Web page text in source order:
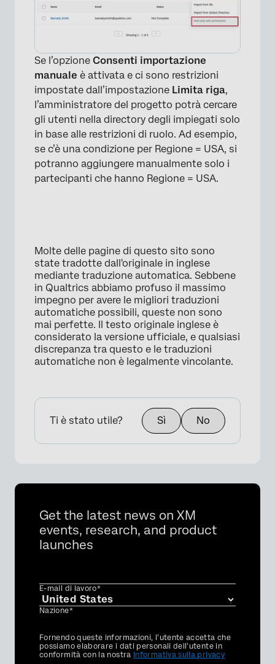
Se l’opzione Consenti importazione
manuale è attivata e ci sono restrizioni
impostate dall’impostazione Limita riga,
l’amministratore del progetto potrà cercare
gli utenti nella directory degli impiegati solo
in base alle restrizioni di ruolo. Ad esempio,
se c’è una condizione per Regione = USA, si
potranno aggiungere manualmente solo i
partecipanti che hanno Regione = USA.
Molte delle pagine di questo sito sono
state tradotte dall'originale in inglese
mediante traduzione automatica. Sebbene
in Qualtrics abbiamo profuso il massimo
impegno per avere le migliori traduzioni
automatiche possibili, queste non sono
mai perfette. Il testo originale inglese è
considerato la versione ufficiale, e qualsiasi
discrepanza tra questo e le traduzioni
automatiche non è legalmente vincolante.
Ti è stato utile? Sì No
Get the latest news on XM
events, research, and product
launches
E-mail di lavoro*
Nazione*
Privacy
Optin
Fornendo queste informazioni, l'utente accetta che
possiamo elaborare i dati personali dell'utente in
conformità con la nostra Informativa sulla privacy